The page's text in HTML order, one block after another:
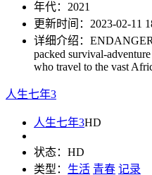
年代： 2021
更新时间： 2023-02-11
详细介绍：
packed survival-
who travel to the vast
人生七年3
人生七年3HD
状态： HD
类型： 生活 青春 记录